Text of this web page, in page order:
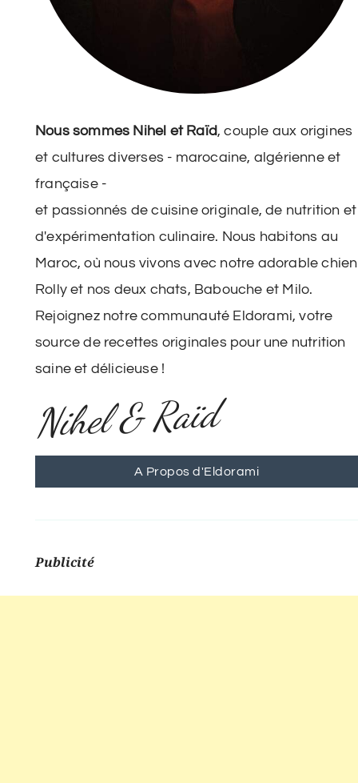
Nous sommes Nihel et Raïd, couple aux origines
et cultures diverses - marocaine, algérienne et
française -
et passionnés de cuisine originale, de nutrition et
d'expérimentation culinaire. Nous habitons au
Maroc, où nous vivons avec notre adorable chien
Rolly et nos deux chats, Babouche et Milo.
Rejoignez notre communauté Eldorami, votre
source de recettes originales pour une nutrition
saine et délicieuse !
Nihel & Raïd
A Propos d'Eldorami
Publicité